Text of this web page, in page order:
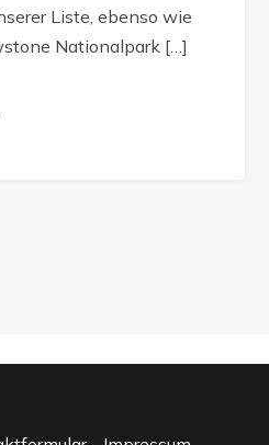
Liste, ebenso wie
Nationalpark […]